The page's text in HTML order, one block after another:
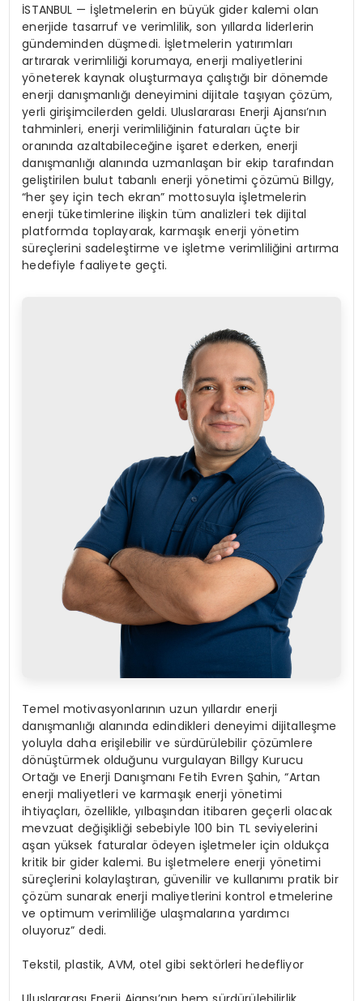
İSTANBUL — İşletmelerin en büyük gider kalemi olan
enerjide tasarruf ve verimlilik, son yıllarda liderlerin
gündeminden düşmedi. İşletmelerin yatırımları
artırarak verimliliği korumaya, enerji maliyetlerini
yöneterek kaynak oluşturmaya çalıştığı bir dönemde
enerji danışmanlığı deneyimini dijitale taşıyan çözüm,
yerli girişimcilerden geldi. Uluslararası Enerji Ajansı’nın
tahminleri, enerji verimliliğinin faturaları üçte bir
oranında azaltabileceğine işaret ederken, enerji
danışmanlığı alanında uzmanlaşan bir ekip tarafından
geliştirilen bulut tabanlı enerji yönetimi çözümü Billgy,
“her şey için tech ekran” mottosuyla işletmelerin
enerji tüketimlerine ilişkin tüm analizleri tek dijital
platformda toplayarak, karmaşık enerji yönetim
süreçlerini sadeleştirme ve işletme verimliliğini artırma
hedefiyle faaliyete geçti.
Temel motivasyonlarının uzun yıllardır enerji
danışmanlığı alanında edindikleri deneyimi dijitalleşme
yoluyla daha erişilebilir ve sürdürülebilir çözümlere
dönüştürmek olduğunu vurgulayan Billgy Kurucu
Ortağı ve Enerji Danışmanı Fetih Evren Şahin, “Artan
enerji maliyetleri ve karmaşık enerji yönetimi
ihtiyaçları, özellikle, yılbaşından itibaren geçerli olacak
mevzuat değişikliği sebebiyle 100 bin TL seviyelerini
aşan yüksek faturalar ödeyen işletmeler için oldukça
kritik bir gider kalemi. Bu işletmelere enerji yönetimi
süreçlerini kolaylaştıran, güvenilir ve kullanımı pratik bir
çözüm sunarak enerji maliyetlerini kontrol etmelerine
ve optimum verimliliğe ulaşmalarına yardımcı
oluyoruz” dedi.
Tekstil, plastik, AVM, otel gibi sektörleri hedefliyor